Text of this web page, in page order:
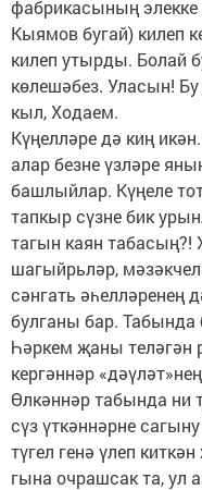
фабрикасының
Кыямов бугай) килеп
килеп утырды. Болай
көлешәбез. Уласын!
кыл, Ходаем.
Күңелләре дә киң
алар безне үзләре
башлыйлар. Күңеле
тапкыр сүзне бик
тагын каян табасың?!
шагыйрьләр,
сәнгать әһелләренең
булганы бар. Табында
Һәркем җаны теләгән
кергәннәр
Өлкәннәр табында ни
сүз үткәннәрне
түгел генә үлеп
гына очрашсак та,